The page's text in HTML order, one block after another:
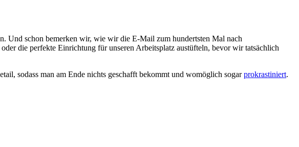
Und schon bemerken wir, wie wir die E-Mail zum hundertsten Mal nach
die perfekte Einrichtung für unseren Arbeitsplatz austüfteln, bevor wir tatsächlich
sodass man am Ende nichts geschafft bekommt und womöglich sogarprokrastiniert.